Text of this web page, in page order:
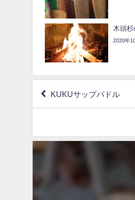
木頭
2020年
KUKUサップパドル